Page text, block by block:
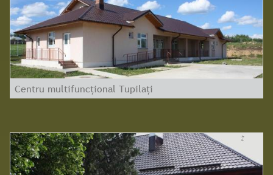
Centru multifuncțional Tupilați